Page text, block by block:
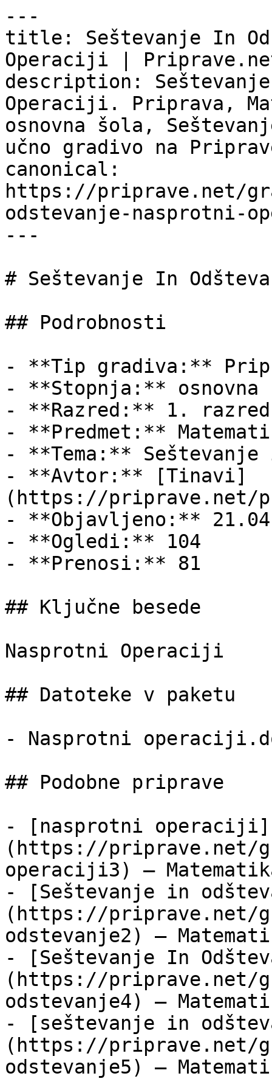
---
title: Seštevanje In
Operaciji |
description:
Operaciji. Priprava,
osnovna šola,
učno gradivo na
canonical:
https://priprave.net/
odstevanje-nasprotni-
---
# Seštevanje In
## Podrobnosti
- **Tip gradiva:**
- **Stopnja:** osnovna
- **Razred:** 1. razred
- **Predmet:**
- **Tema:** Seštevanje
- **Avtor:** [Tinavi]
(https://
- **Objavljeno:**
- **Ogledi:** 104
- **Prenosi:** 81
## Ključne besede
Nasprotni Operaciji
## Datoteke v paketu
- Nasprotni
## Podobne priprave
- [nasprotni operaciji]
(https://priprave.net/
operaciji3) —
- [Seštevanje in
(https://priprave.net/
odstevanje2) —
- [Seštevanje In
(https://priprave.net/
odstevanje4) —
- [seštevanje in
(https://priprave.net/
odstevanje5) —